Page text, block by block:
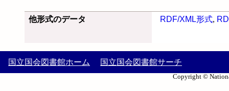
他形式のデータ RDF/XML形式,
国立国会図書館ホーム 国立国会図書館サーチ
Copyright ©